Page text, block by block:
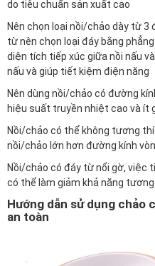
do tiêu chuẩn sản xuất cao
Nên chọn loại nồi/chảo dày từ 3
từ nên chọn loại đáy bằng
diện tích tiếp xúc giữa nồi nấu
nấu và giúp tiết kiệm điện năng
Nên dùng nồi/chảo có đường
hiệu suất truyền nhiệt cao và ít
Nồi/chảo có thể không tương
nồi/chảo lớn hơn đường kính
Nồi/chảo có đáy từ nổi gờ, việc
có thể làm giảm khả năng
Hướng dẫn sử dụng chảo
an toàn